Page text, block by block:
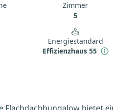
Zimmer
5
Energiestandard
Effizienzhaus 55